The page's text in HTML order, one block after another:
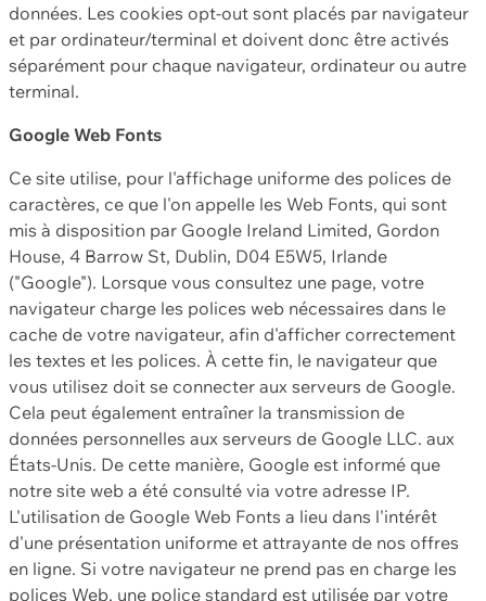
données. Les cookies opt-out sont placés par navigateur
et par ordinateur/terminal et doivent donc être activés
séparément pour chaque navigateur, ordinateur ou autre
terminal.
Google Web Fonts
Ce site utilise, pour l'affichage uniforme des polices de
caractères, ce que l'on appelle les Web Fonts, qui sont
mis à disposition par Google Ireland Limited, Gordon
House, 4 Barrow St, Dublin, D04 E5W5, Irlande
("Google"). Lorsque vous consultez une page, votre
navigateur charge les polices web nécessaires dans le
cache de votre navigateur, afin d'afficher correctement
les textes et les polices. À cette fin, le navigateur que
vous utilisez doit se connecter aux serveurs de Google.
Cela peut également entraîner la transmission de
données personnelles aux serveurs de Google LLC. aux
États-Unis. De cette manière, Google est informé que
notre site web a été consulté via votre adresse IP.
L'utilisation de Google Web Fonts a lieu dans l'intérêt
d'une présentation uniforme et attrayante de nos offres
en ligne. Si votre navigateur ne prend pas en charge les
polices Web, une police standard est utilisée par votre